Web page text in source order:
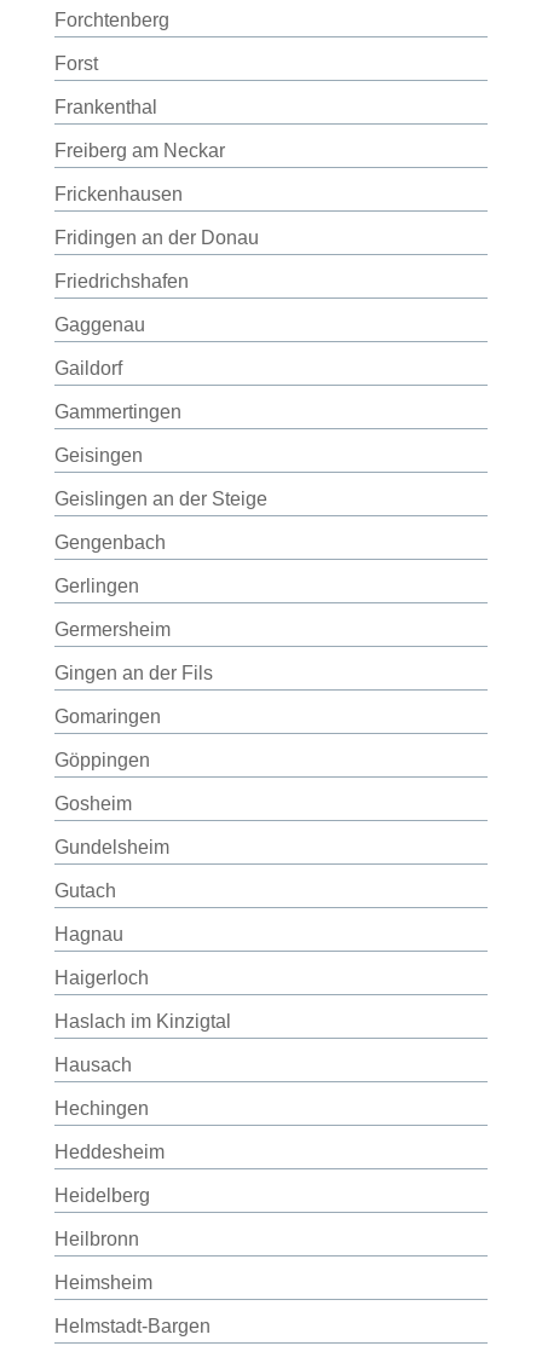
Forchtenberg
Forst
Frankenthal
Freiberg am Neckar
Frickenhausen
Fridingen an der Donau
Friedrichshafen
Gaggenau
Gaildorf
Gammertingen
Geisingen
Geislingen an der Steige
Gengenbach
Gerlingen
Germersheim
Gingen an der Fils
Gomaringen
Göppingen
Gosheim
Gundelsheim
Gutach
Hagnau
Haigerloch
Haslach im Kinzigtal
Hausach
Hechingen
Heddesheim
Heidelberg
Heilbronn
Heimsheim
Helmstadt-Bargen